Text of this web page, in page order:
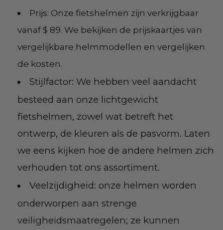
Prijs: Onze fietshelmen zijn verkrijgbaar
vanaf $ 89. We bekijken de prijskaartjes van
vergelijkbare helmmodellen en vergelijken
de kosten.
Stijlfactor: We hebben veel aandacht
besteed aan onze lichtgewicht
fietshelmen, zowel wat betreft het
ontwerp, de kleuren als de pasvorm. Laten
we eens kijken hoe de andere helmen zich
verhouden tot ons assortiment.
Veelzijdigheid: onze helmen worden
onderworpen aan strenge
veiligheidsmaatregelen; ze kunnen